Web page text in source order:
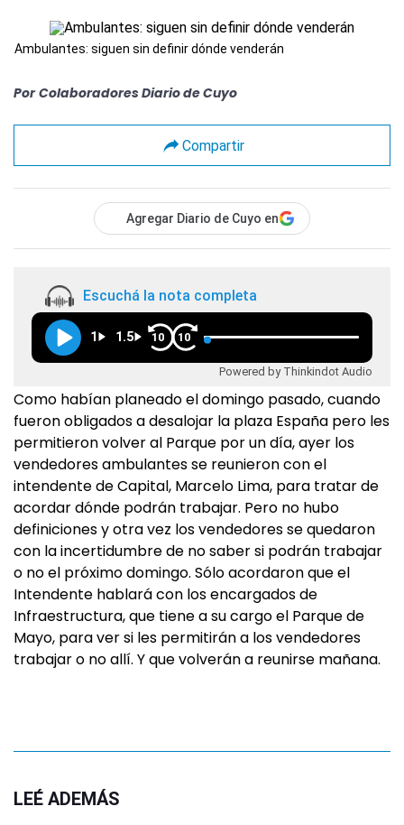
Ambulantes: siguen sin definir dónde venderán
Por Colaboradores Diario de Cuyo
Compartir
Agregar Diario de Cuyo en
Escuchá la nota completa
1 1.5 10 10
Powered by Thinkindot Audio
Como habían planeado el domingo pasado, cuando
fueron obligados a desalojar la plaza España pero les
permitieron volver al Parque por un día, ayer los
vendedores ambulantes se reunieron con el
intendente de Capital, Marcelo Lima, para tratar de
acordar dónde podrán trabajar. Pero no hubo
definiciones y otra vez los vendedores se quedaron
con la incertidumbre de no saber si podrán trabajar
o no el próximo domingo. Sólo acordaron que el
Intendente hablará con los encargados de
Infraestructura, que tiene a su cargo el Parque de
Mayo, para ver si les permitirán a los vendedores
trabajar o no allí. Y que volverán a reunirse mañana.
LEÉ ADEMÁS